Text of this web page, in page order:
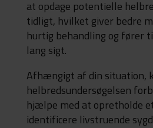
at opdage potentielle
tidligt, hvilket giver bedre
hurtig behandling og fører
lang sigt.
Afhængigt af din situation,
helbredsundersøgelsen
hjælpe med at opretholde
identificere livstruende